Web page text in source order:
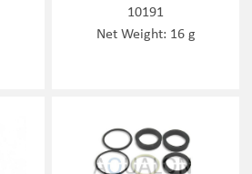
10191
Net Weight: 16 g